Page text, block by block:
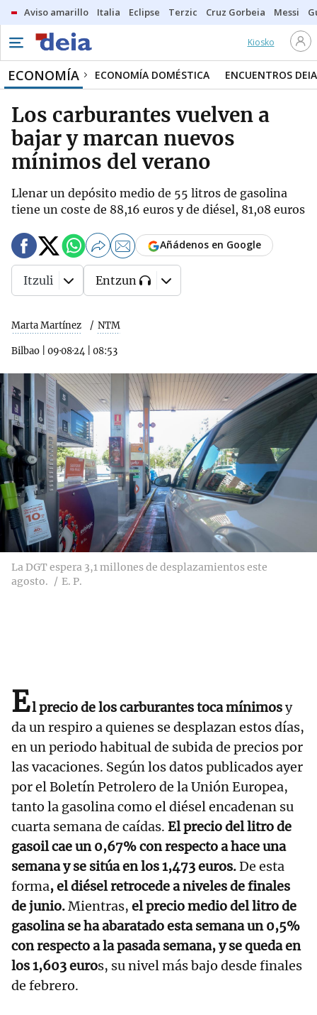
Aviso amarillo Italia Eclipse Terzic Cruz Gorbeia Messi
Kiosko
ECONOMÍA ECONOMÍA DOMÉSTICA ENCUENTROS DEIA
Los carburantes vuelven a
bajar y marcan nuevos
mínimos del verano
Llenar un depósito medio de 55 litros de gasolina
tiene un coste de 88,16 euros y de diésel, 81,08 euros
Marta Martínez NTM
Bilbao 09·08·24 08:53
Añádenos en Google
Itzuli Entzun
La DGT espera 3,1 millones de desplazamientos este
agosto.
E. P.
El precio de los carburantes toca mínimosy
da un respiro a quienes se desplazan estos días,
en un periodo habitual de subida de precios por
las vacaciones. Según los datos publicados ayer
por el Boletín Petrolero de la Unión Europea,
tanto la gasolina como el diésel encadenan su
cuarta semana de caídas. El precio del litro de
gasoil cae un 0,67% con respecto a hace una
semana y se sitúa en los 1,473 euros.De esta
forma, el diésel retrocede a niveles de finales
de junio.Mientras, el precio medio del litro de
gasolina se ha abaratado esta semana un 0,5%
con respecto a la pasada semana, y se queda en
los 1,603 euros, su nivel más bajo desde finales
de febrero.